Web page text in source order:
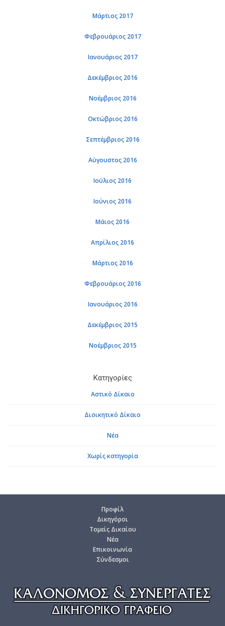
Μάρ­τιος 2017
Φε­βρουά­ριος 2017
Ια­νουά­ριος 2017
Δε­κέμ­βριος 2016
Νο­έμ­βριος 2016
Οκτώ­βριος 2016
Σε­πτέμ­βριος 2016
Αύ­γου­στος 2016
Ιού­λιος 2016
Ιού­νιος 2016
Μάιος 2016
Απρί­λιος 2016
Μάρ­τιος 2016
Φε­βρουά­ριος 2016
Ια­νουά­ριος 2016
Δε­κέμ­βριος 2015
Νο­έμ­βριος 2015
Κα­τη­γο­ρί­ες
Αστι­κό Δί­καιο
Διοι­κη­τι­κό Δί­καιο
Νέα
Χωρίς κα­τη­γο­ρία
Προ­φίλ
Δι­κη­γό­ροι
Το­μείς Δι­καί­ου
Νέα
Επι­κοι­νω­νία
Σύν­δε­σμοι